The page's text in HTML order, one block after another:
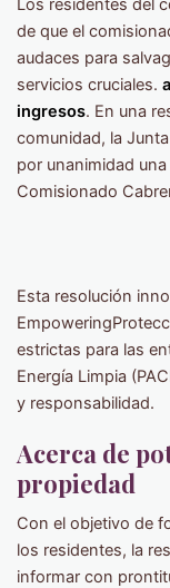
Los residentes del
de que el
audaces para
servicios cruciales.
ingresos. En una
comunidad, la
por unanimidad
Comisionado
Esta resolución
estrictas para las
Energía Limpia
y responsabilidad.
Acerca de
propiedad
Con el objetivo de
los residentes, la
informar con